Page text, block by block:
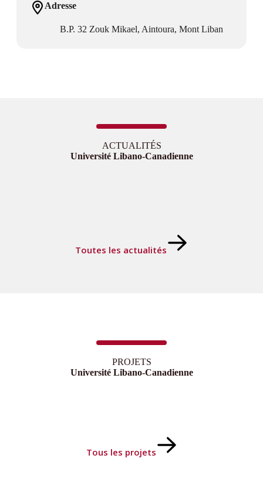
Adresse
B.P. 32 Zouk Mikael, Aintoura, Mont Liban
ACTUALITÉS
Université Libano-Canadienne
Toutes les actualités
PROJETS
Université Libano-Canadienne
Tous les projets